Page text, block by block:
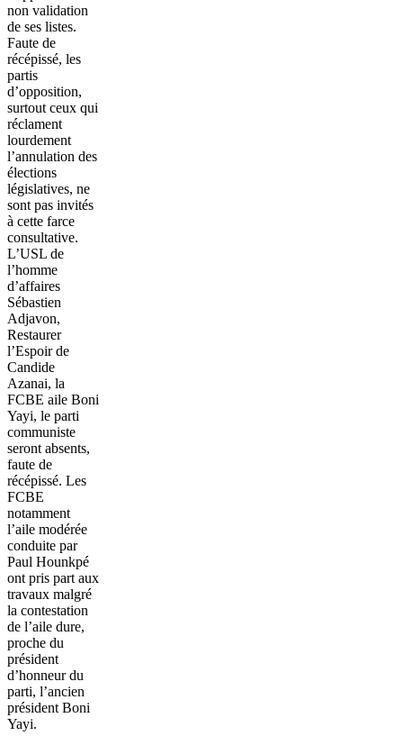
non validation
de ses listes.
Faute de
récépissé, les
partis
d’opposition,
surtout ceux qui
réclament
lourdement
l’annulation des
élections
législatives, ne
sont pas invités
à cette farce
consultative.
L’USL de
l’homme
d’affaires
Sébastien
Adjavon,
Restaurer
l’Espoir de
Candide
Azanai, la
FCBE aile Boni
Yayi, le parti
communiste
seront absents,
faute de
récépissé. Les
FCBE
notamment
l’aile modérée
conduite par
Paul Hounkpé
ont pris part aux
travaux malgré
la contestation
de l’aile dure,
proche du
président
d’honneur du
parti, l’ancien
président Boni
Yayi.